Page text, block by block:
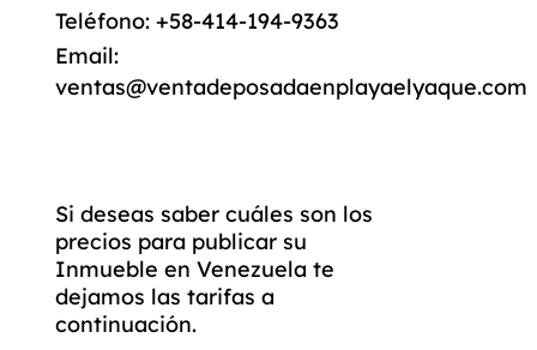
Teléfono: +58-414-194-9363
Email:
ventas@ventadeposadaenplayaelyaque.com
Si deseas saber cuáles son los
precios para publicar su
Inmueble en Venezuela te
dejamos las tarifas a
continuación.